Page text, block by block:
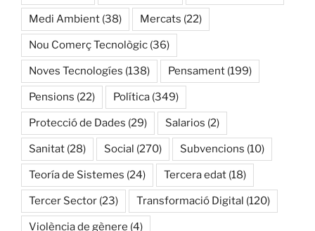
Medi Ambient (38) Mercats (22)
Nou Comerç Tecnològic (36)
Noves Tecnologíes (138) Pensament (199)
Pensions (22) Política (349)
Protecció de Dades (29) Salarios (2)
Sanitat (28) Social (270) Subvencions (10)
Teoría de Sistemes (24) Tercera edat (18)
Tercer Sector (23) Transformació Digital (120)
Violència de gènere (4)